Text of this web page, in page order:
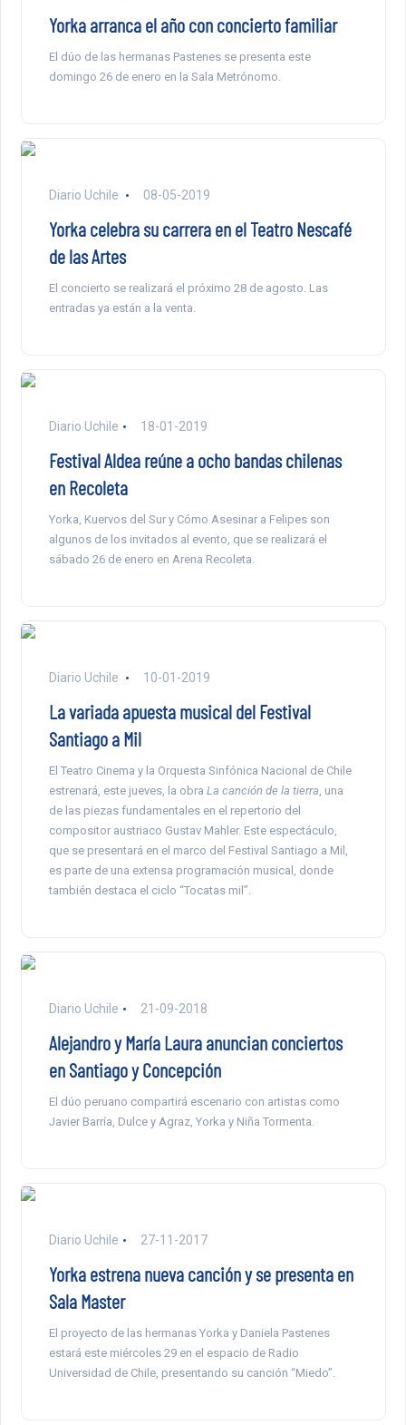
Yorka arranca el año con concierto familiar
El dúo de las hermanas Pastenes se presenta este
domingo 26 de enero en la Sala Metrónomo.
Diario Uchile 08-05-2019
Yorka celebra su carrera en el Teatro Nescafé
de las Artes
El concierto se realizará el próximo 28 de agosto. Las
entradas ya están a la venta.
Diario Uchile 18-01-2019
Festival Aldea reúne a ocho bandas chilenas
en Recoleta
Yorka, Kuervos del Sur y Cómo Asesinar a Felipes son
algunos de los invitados al evento, que se realizará el
sábado 26 de enero en Arena Recoleta.
Diario Uchile 10-01-2019
La variada apuesta musical del Festival
Santiago a Mil
El Teatro Cinema y la Orquesta Sinfónica Nacional de Chile
estrenará, este jueves, la obra La canción de la tierra, una
de las piezas fundamentales en el repertorio del
compositor austriaco Gustav Mahler. Este espectáculo,
que se presentará en el marco del Festival Santiago a Mil,
es parte de una extensa programación musical, donde
también destaca el ciclo “Tocatas mil”.
Diario Uchile 21-09-2018
Alejandro y María Laura anuncian conciertos
en Santiago y Concepción
El dúo peruano compartirá escenario con artistas como
Javier Barría, Dulce y Agraz, Yorka y Niña Tormenta.
Diario Uchile 27-11-2017
Yorka estrena nueva canción y se presenta en
Sala Master
El proyecto de las hermanas Yorka y Daniela Pastenes
estará este miércoles 29 en el espacio de Radio
Universidad de Chile, presentando su canción “Miedo”.